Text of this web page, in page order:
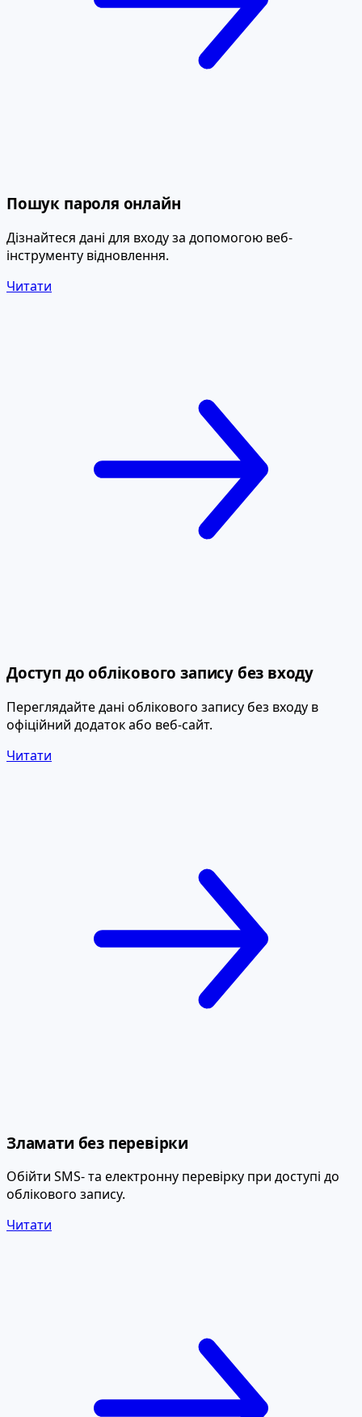
Пошук пароля онлайн
Дізнайтеся дані для входу за допомогою веб-
інструменту відновлення.
Читати
Доступ до облікового запису без входу
Переглядайте дані облікового запису без входу в
офіційний додаток або веб-сайт.
Читати
Зламати без перевірки
Обійти SMS- та електронну перевірку при доступі до
облікового запису.
Читати